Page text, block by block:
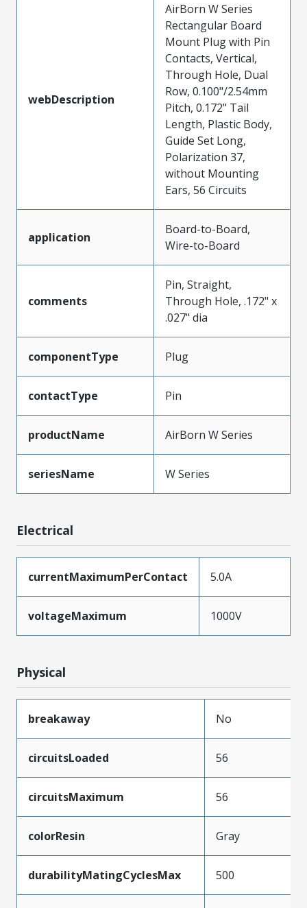
webDescription
AirBorn W Series
Rectangular Board
Mount Plug with Pin
Contacts, Vertical,
Through Hole, Dual
Row, 0.100"/2.54mm
Pitch, 0.172" Tail
Length, Plastic Body,
Guide Set Long,
Polarization 37,
without Mounting
Ears, 56 Circuits
application
Board-to-Board,
Wire-to-Board
comments
Pin, Straight,
Through Hole, .172" x
.027" dia
componentType Plug
contactType Pin
productName AirBorn W Series
seriesName W Series
Electrical
currentMaximumPerContact 5.0A
voltageMaximum 1000V
Physical
breakaway No
circuitsLoaded 56
circuitsMaximum 56
colorResin Gray
durabilityMatingCyclesMax 500